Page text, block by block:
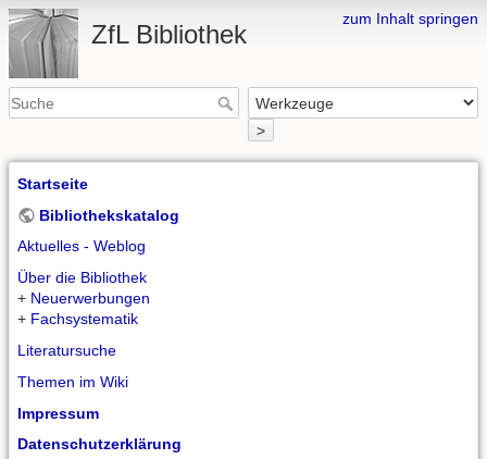
zum Inhalt springen
ZfL Bibliothek
>
Startseite
Bibliothekskatalog
Aktuelles - Weblog
Über die Bibliothek
+ Neuerwerbungen
+ Fachsystematik
Literatursuche
Themen im Wiki
Impressum
Datenschutzerklärung